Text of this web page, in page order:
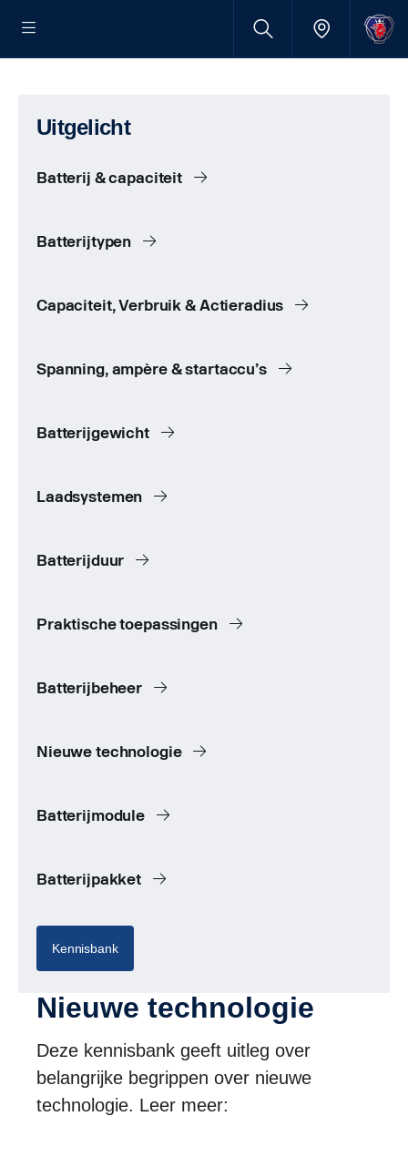
Uitgelicht
Batterij & capaciteit
Batterijtypen
Capaciteit, Verbruik & Actieradius
Spanning, ampère & startaccu’s
Batterijgewicht
Laadsystemen
Batterijduur
Praktische toepassingen
Batterijbeheer
Nieuwe technologie
Batterijmodule
Batterijpakket
Kennisbank
Nieuwe technologie
Deze kennisbank geeft uitleg over
belangrijke begrippen over nieuwe
technologie. Leer meer: